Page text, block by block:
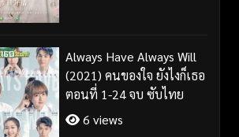
Always Have Always Will
(2021) คนของใจ ยังไงก็เธอ
ตอนที่ 1-24 จบ ซับไทย
6 views